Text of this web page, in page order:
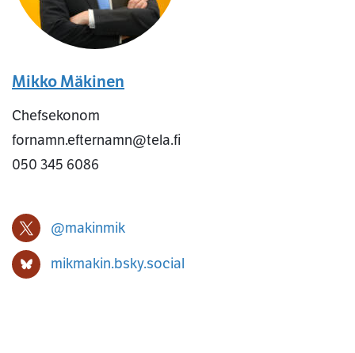
Mikko Mäkinen
Chefsekonom
fornamn.efternamn@tela.fi
050 345 6086
@makinmik
Mikko Mäkinen X-profil
mikmakin.bsky.social
Mikko Mäkinen Bluesky-profil